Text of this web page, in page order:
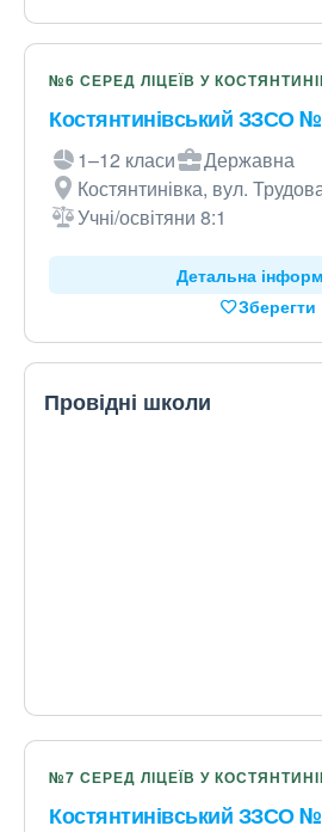
№6 СЕРЕД ЛІЦЕЇВ У
Костянтинівський ЗЗСО
1–12 класи
Державна
Костянтинівка, вул.
Учні/освітяни 8:1
Детальна
Зберегти
Провідні школи
№7 СЕРЕД ЛІЦЕЇВ У
Костянтинівський ЗЗСО